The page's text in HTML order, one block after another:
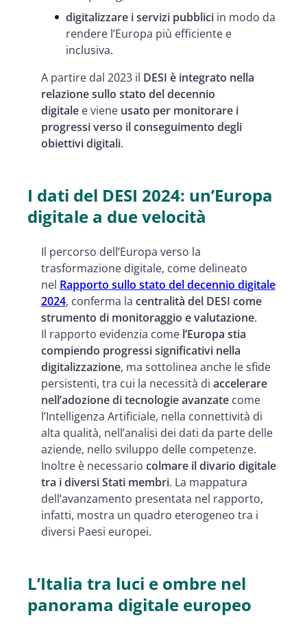
digitalizzare i servizi pubblici in modo da
rendere l’Europa più efficiente e
inclusiva.
A partire dal 2023 il DESI è integrato nella
relazione sullo stato del decennio
digitale e viene usato per monitorare i
progressi verso il conseguimento degli
obiettivi digitali.
I dati del DESI 2024: un’Europa
digitale a due velocità
Il percorso dell’Europa verso la
trasformazione digitale, come delineato
nel Rapporto sullo stato del decennio digitale
2024, conferma la centralità del DESI come
strumento di monitoraggio e valutazione.
Il rapporto evidenzia come l’Europa stia
compiendo progressi significativi nella
digitalizzazione, ma sottolinea anche le sfide
persistenti, tra cui la necessità di accelerare
nell’adozione di tecnologie avanzate come
l’Intelligenza Artificiale, nella connettività di
alta qualità, nell’analisi dei dati da parte delle
aziende, nello sviluppo delle competenze.
Inoltre è necessario colmare il divario digitale
tra i diversi Stati membri. La mappatura
dell’avanzamento presentata nel rapporto,
infatti, mostra un quadro eterogeneo tra i
diversi Paesi europei.
L’Italia tra luci e ombre nel
panorama digitale europeo